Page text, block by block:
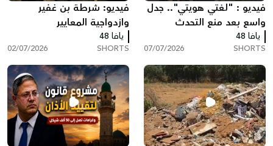
فيديو : "لغتي هويتي".. جدل
واسع بعد منع التحدث
بالعربية في مكان عمل بيافا
يافا 48
SHORTS
07/07/2026
فيديو: شرطة بن غفير
وازدواجية المعايير
يافا 48
SHORTS
02/07/2026